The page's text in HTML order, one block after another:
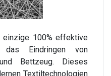
einzige 100% effektive
das Eindringen von
Bettzeug. Dieses
Textiltechnologien